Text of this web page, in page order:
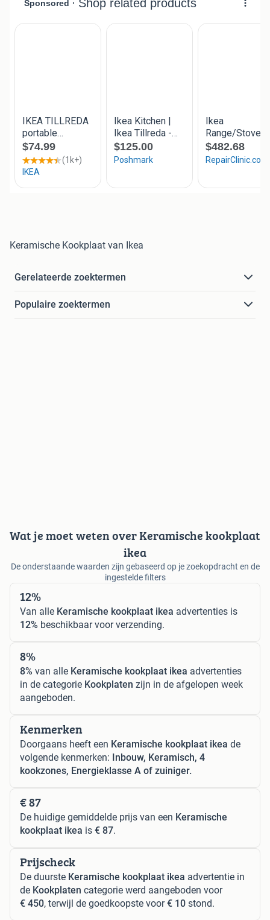
Keramische Kookplaat van Ikea
Gerelateerde zoektermen
Populaire zoektermen
Wat je moet weten over Keramische kookplaat
ikea
De onderstaande waarden zijn gebaseerd op je zoekopdracht en de
ingestelde filters
12%
Van alle Keramische kookplaat ikea advertenties is
12% beschikbaar voor verzending.
8%
8% van alle Keramische kookplaat ikea advertenties
in de categorie Kookplaten zijn in de afgelopen week
aangeboden.
Kenmerken
Doorgaans heeft een Keramische kookplaat ikea de
volgende kenmerken: Inbouw, Keramisch, 4
kookzones, Energieklasse A of zuiniger.
€ 87
De huidige gemiddelde prijs van een Keramische
kookplaat ikea is € 87.
Prijscheck
De duurste Keramische kookplaat ikea advertentie in
de Kookplaten categorie werd aangeboden voor
€ 450, terwijl de goedkoopste voor€ 10 stond.